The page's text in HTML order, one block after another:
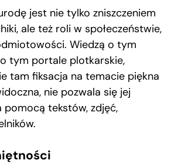
jest nie tylko zniszczeniem
ale też roli w społeczeństwie,
Wiedzą o tym
tym portale plotkarskie,
tam fiksacja na temacie piękna
nie pozwala się jej
pomocą tekstów, zdjęć,